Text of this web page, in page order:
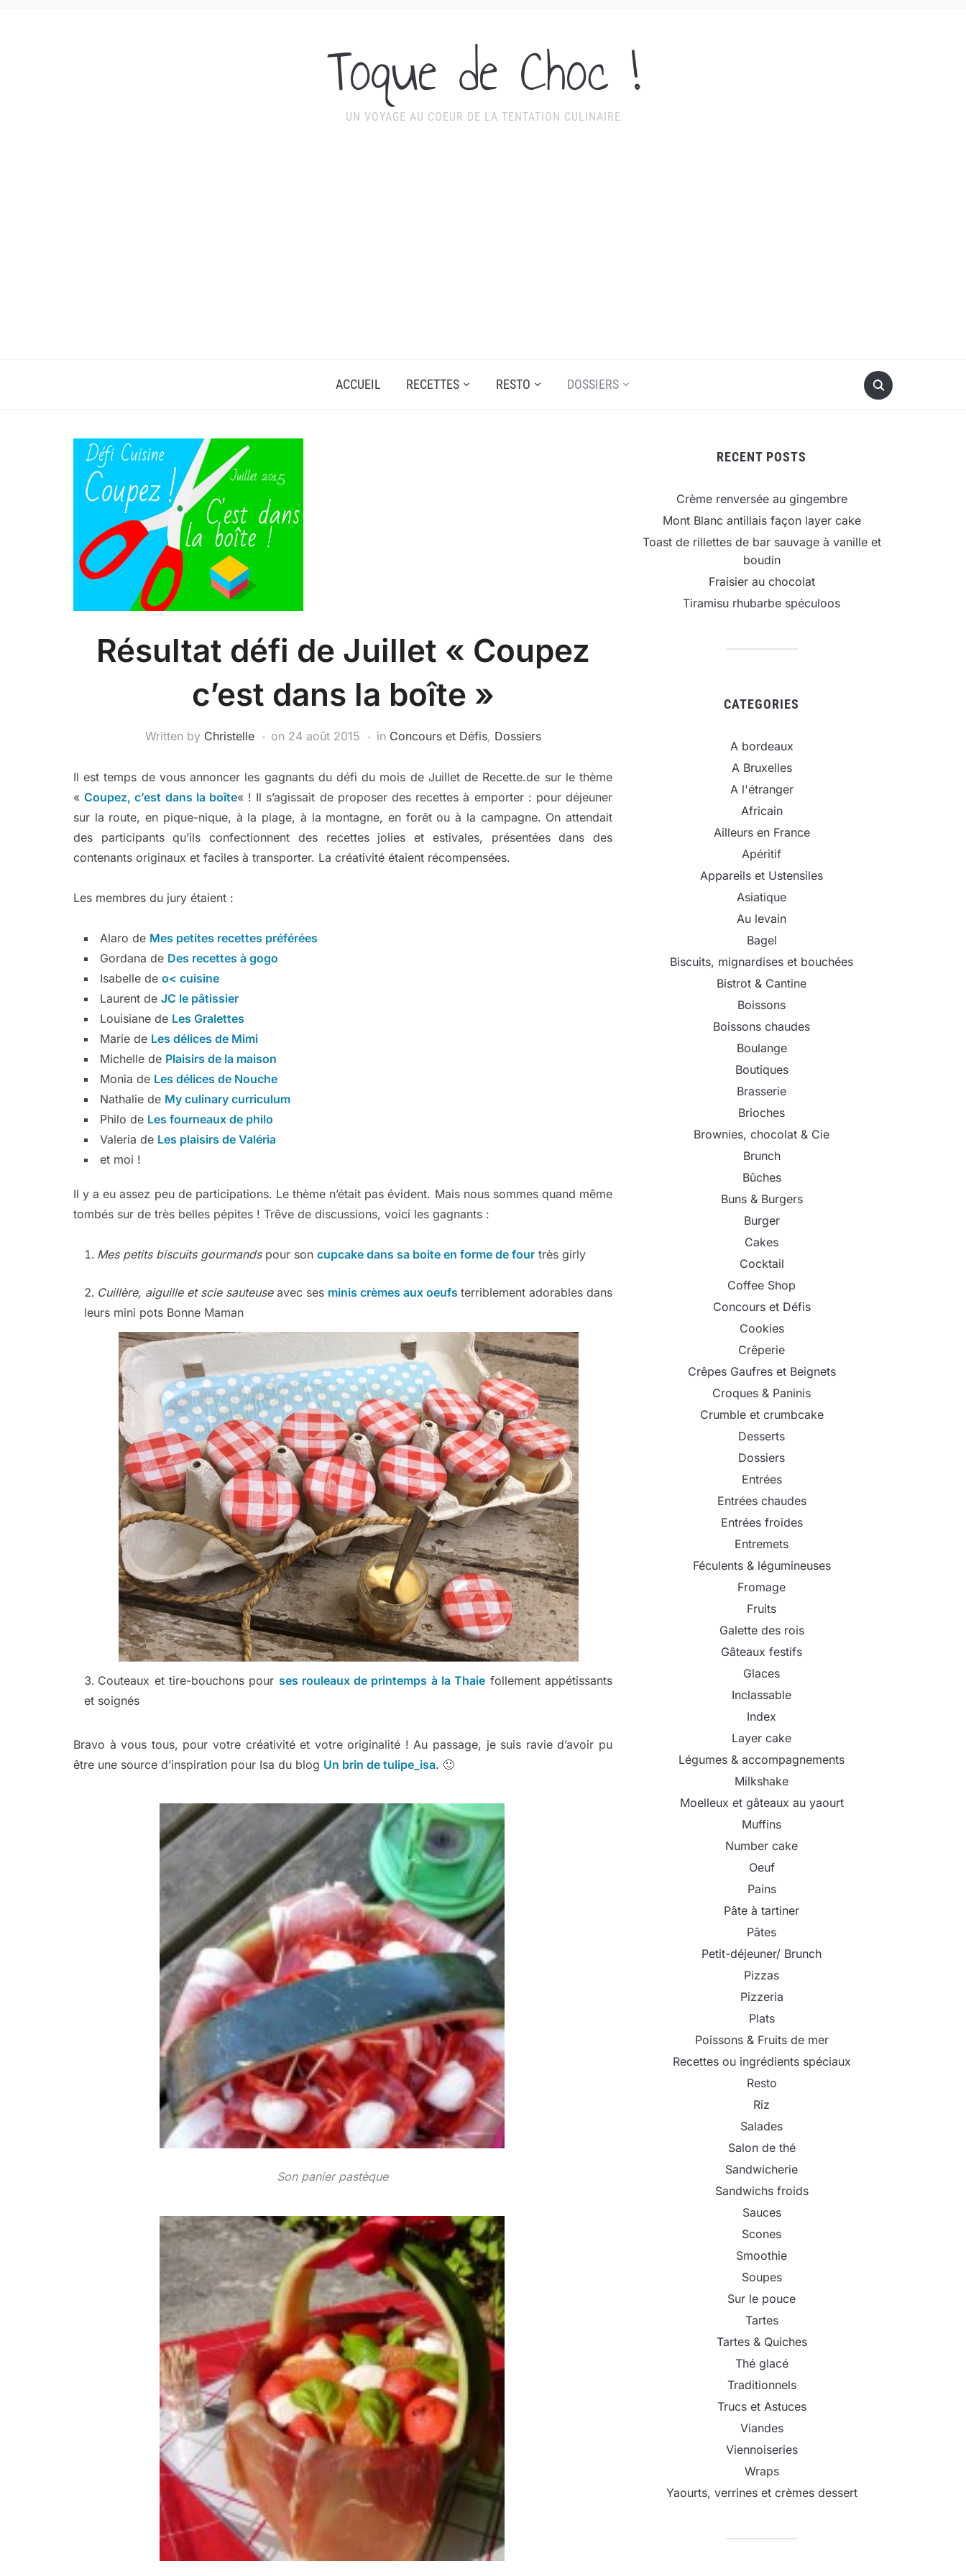
Toque de Choc !
UN VOYAGE AU COEUR DE LA TENTATION CULINAIRE
ACCUEIL RECETTES RESTO DOSSIERS
Résultat défi de Juillet « Coupez
c’est dans la boîte »
Written by Christelle on 24 août 2015 in Concours et Défis, Dossiers
Il est temps de vous annoncer les gagnants du défi du mois de Juillet de Recette.de sur le thème
«Coupez, c’est dans la boîte« ! Il s’agissait de proposer des recettes à emporter : pour déjeuner
sur la route, en pique-nique, à la plage, à la montagne, en forêt ou à la campagne. On attendait
des participants qu’ils confectionnent des recettes jolies et estivales, présentées dans des
contenants originaux et faciles à transporter. La créativité étaient récompensées.
Les membres du jury étaient :
Alaro de Mes petites recettes préférées
Gordana de Des recettes à gogo
Isabelle de o< cuisine
Laurent de JC le pâtissier
Louisiane de Les Gralettes
Marie de Les délices de Mimi
Michelle de Plaisirs de la maison
Monia de Les délices de Nouche
Nathalie de My culinary curriculum
Philo de Les fourneaux de philo
Valeria de Les plaisirs de Valéria
et moi !
Il y a eu assez peu de participations. Le thème n’était pas évident. Mais nous sommes quand même
tombés sur de très belles pépites ! Trêve de discussions, voici les gagnants :
Mes petits biscuits gourmandspour son cupcake dans sa boite en forme de four très girly
Cuillère, aiguille et scie sauteuseavec ses minis crèmes aux oeufs terriblement adorables dans
leurs mini pots Bonne Maman
Couteaux et tire-bouchons pour ses rouleaux de printemps à la Thaie follement appétissants
et soignés
Bravo à vous tous, pour votre créativité et votre originalité ! Au passage, je suis ravie d’avoir pu
être une source d’inspiration pour Isa du blog Un brin de tulipe_isa. 🙂
Son panier pastèque
RECENT POSTS
Crème renversée au gingembre
Mont Blanc antillais façon layer cake
Toast de rillettes de bar sauvage à vanille et
boudin
Fraisier au chocolat
Tiramisu rhubarbe spéculoos
CATEGORIES
A bordeaux
A Bruxelles
A l'étranger
Africain
Ailleurs en France
Apéritif
Appareils et Ustensiles
Asiatique
Au levain
Bagel
Biscuits, mignardises et bouchées
Bistrot & Cantine
Boissons
Boissons chaudes
Boulange
Boutiques
Brasserie
Brioches
Brownies, chocolat & Cie
Brunch
Bûches
Buns & Burgers
Burger
Cakes
Cocktail
Coffee Shop
Concours et Défis
Cookies
Crêperie
Crêpes Gaufres et Beignets
Croques & Paninis
Crumble et crumbcake
Desserts
Dossiers
Entrées
Entrées chaudes
Entrées froides
Entremets
Féculents & légumineuses
Fromage
Fruits
Galette des rois
Gâteaux festifs
Glaces
Inclassable
Index
Layer cake
Légumes & accompagnements
Milkshake
Moelleux et gâteaux au yaourt
Muffins
Number cake
Oeuf
Pains
Pâte à tartiner
Pâtes
Petit-déjeuner/ Brunch
Pizzas
Pizzeria
Plats
Poissons & Fruits de mer
Recettes ou ingrédients spéciaux
Resto
Riz
Salades
Salon de thé
Sandwicherie
Sandwichs froids
Sauces
Scones
Smoothie
Soupes
Sur le pouce
Tartes
Tartes & Quiches
Thé glacé
Traditionnels
Trucs et Astuces
Viandes
Viennoiseries
Wraps
Yaourts, verrines et crèmes dessert